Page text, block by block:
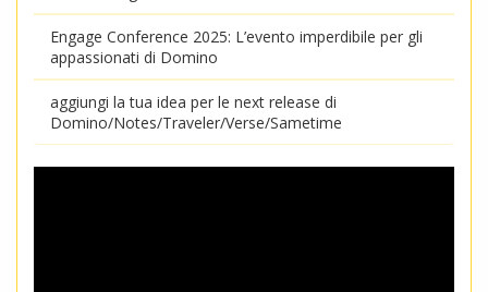
Engage Conference 2025: L’evento imperdibile per gli
appassionati di Domino
aggiungi la tua idea per le next release di
Domino/Notes/Traveler/Verse/Sametime